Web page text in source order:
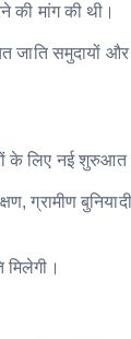
की मांग की थी।
जाति समुदायों
के लिए नई शुरुआत
ग्रामीण